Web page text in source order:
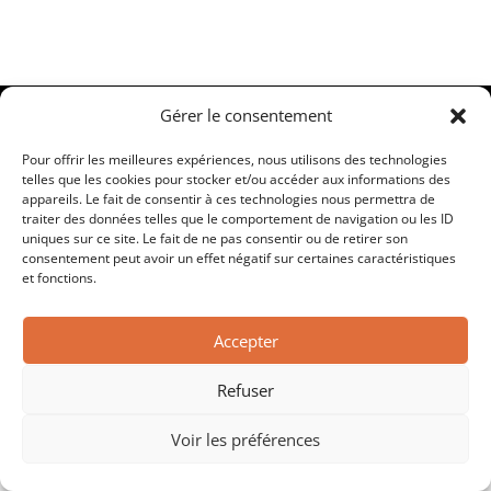
Gérer le consentement
Pour offrir les meilleures expériences, nous utilisons des technologies
telles que les cookies pour stocker et/ou accéder aux informations des
appareils. Le fait de consentir à ces technologies nous permettra de
traiter des données telles que le comportement de navigation ou les ID
uniques sur ce site. Le fait de ne pas consentir ou de retirer son
consentement peut avoir un effet négatif sur certaines caractéristiques
et fonctions.
Accepter
Refuser
Voir les préférences
© 2026 Chantier Marlo. Tous droits réservés